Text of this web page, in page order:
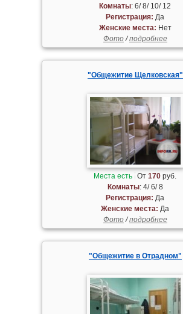
Комнаты: 6/ 8/ 10/ 12
Регистрация: Да
Женские места: Нет
Фото/подробнее
"Общежитие Щелковская"
Места есть От170 руб.
Комнаты: 4/ 6/ 8
Регистрация: Да
Женские места: Да
Фото/подробнее
"Общежитие в Отрадном"